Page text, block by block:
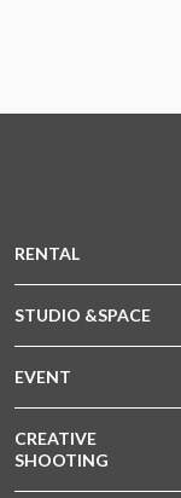
RENTAL
STUDIO &SPACE
EVENT
CREATIVE
SHOOTING